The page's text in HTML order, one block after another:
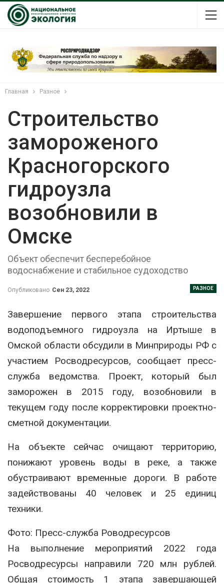
Главная Разное
Строительство
замороженого
Красногорского
гидроузла
возобновили в
Омске
Объект обеспечит бесперебойное
водоснабжение и стабильное судоходство
РАЗНОЕ
Опубликовано Сен 23, 2022
Завершение первого этапа строительства
водоподъемного гидроузла на Иртыше в
Омской области обсудили в Минприроды РФ с
участием Росводресурсов, сообщает пресс-
служба ведомства. Проект, который был
заморожен в 2015 году, возобновили в
текущем году после корректировки проектно-
сметной документации.
На объекте сейчас очищают территорию,
понижают уровень воды в реке, а также
обустраивают временные дороги. В работе
задействованы 40 человек и 25 единиц
техники.
Фото: Пресс-служба Роводресурсов
На выполнение мероприятий 2022 года
Росводресурсы направили 720 млн рублей.
Общая стоимость 1 этапа завершающей